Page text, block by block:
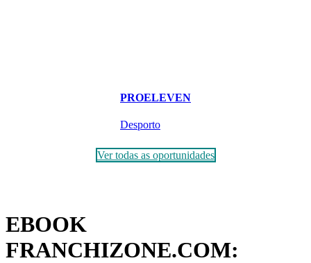
PROELEVEN
Desporto
Ver todas as oportunidades
EBOOK
FRANCHIZONE.COM: